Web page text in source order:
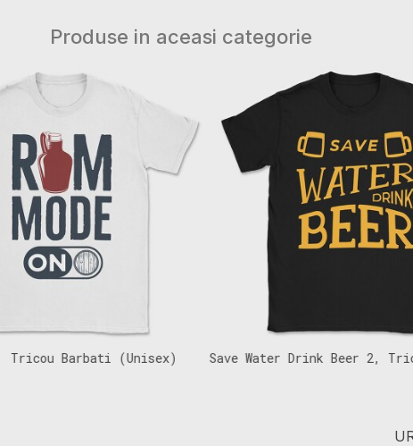
Produse in aceasi categorie
Barbati (Unisex)
Save Water Drink Beer 2, Tricou